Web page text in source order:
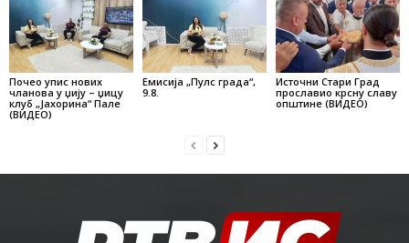
Почео упис нових
чланова у џију – џицу
клуб „Јахорина“ Пале
(ВИДЕО)
Емисија „Пулс града“,
9.8.
Источни Стари Град
прославио крсну славу
општине (ВИДЕО)